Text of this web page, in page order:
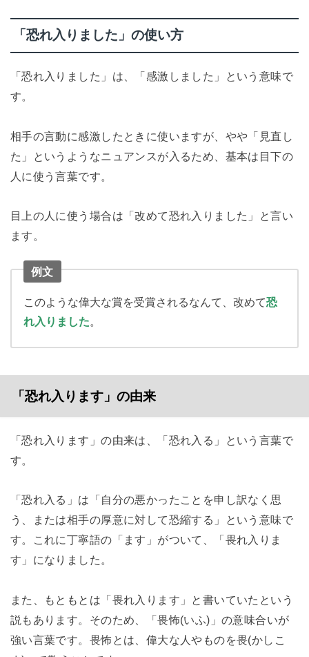
「恐れ入りました」の使い方
「恐れ入りました」は、「感激しました」という意味で
す。
相手の言動に感激したときに使いますが、やや「見直し
た」というようなニュアンスが入るため、基本は目下の
人に使う言葉です。
目上の人に使う場合は「改めて恐れ入りました」と言い
ます。
例文
このような偉大な賞を受賞されるなんて、改めて恐
れ入りました。
「恐れ入ります」の由来
「恐れ入ります」の由来は、「恐れ入る」という言葉で
す。
「恐れ入る」は「自分の悪かったことを申し訳なく思
う、または相手の厚意に対して恐縮する」という意味で
す。これに丁寧語の「ます」がついて、「畏れ入りま
す」になりました。
また、もともとは「畏れ入ります」と書いていたという
説もあります。そのため、「畏怖(いふ)」の意味合いが
強い言葉です。畏怖とは、偉大な人やものを畏(かしこ